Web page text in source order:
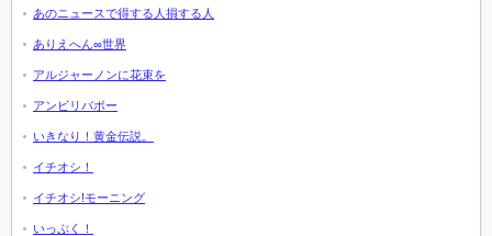
あのニュースで得する人損する人
ありえへん∞世界
アルジャーノンに花束を
アンビリバボー
いきなり！黄金伝説。
イチオシ！
イチオシ!モーニング
いっぷく！